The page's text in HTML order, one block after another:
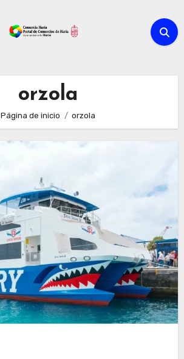
orzola
Página de inicio orzola